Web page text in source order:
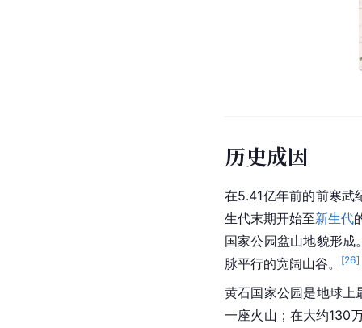
历史成因
在5.41亿年前的前寒武
生代末期开始至新生代
国家公园盆山地貌形
脉平行的宽阔山谷。
[26]
黄石国家公园是地球
一座火山；在大约130